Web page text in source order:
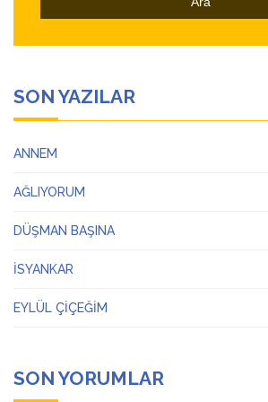
SON YAZILAR
ANNEM
AĞLIYORUM
DÜŞMAN BAŞINA
İSYANKAR
EYLÜL ÇİÇEĞİM
SON YORUMLAR